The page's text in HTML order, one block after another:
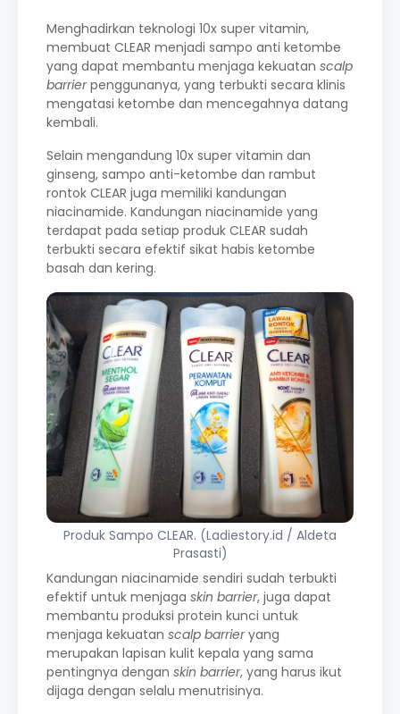
Menghadirkan teknologi 10x super vitamin,
membuat CLEAR menjadi sampo anti ketombe
yang dapat membantu menjaga kekuatan scalp
barrierpenggunanya, yang terbukti secara klinis
mengatasi ketombe dan mencegahnya datang
kembali.
Selain mengandung 10x super vitamin dan
ginseng, sampo anti-ketombe dan rambut
rontok CLEAR juga memiliki kandungan
niacinamide. Kandungan niacinamide yang
terdapat pada setiap produk CLEAR sudah
terbukti secara efektif sikat habis ketombe
basah dan kering.
Produk Sampo CLEAR. (Ladiestory.id / Aldeta
Prasasti)
Kandungan niacinamide sendiri sudah terbukti
efektif untuk menjaga skin barrier, juga dapat
membantu produksi protein kunci untuk
menjaga kekuatan scalp barrieryang
merupakan lapisan kulit kepala yang sama
pentingnya dengan skin barrier, yang harus ikut
dijaga dengan selalu menutrisinya.